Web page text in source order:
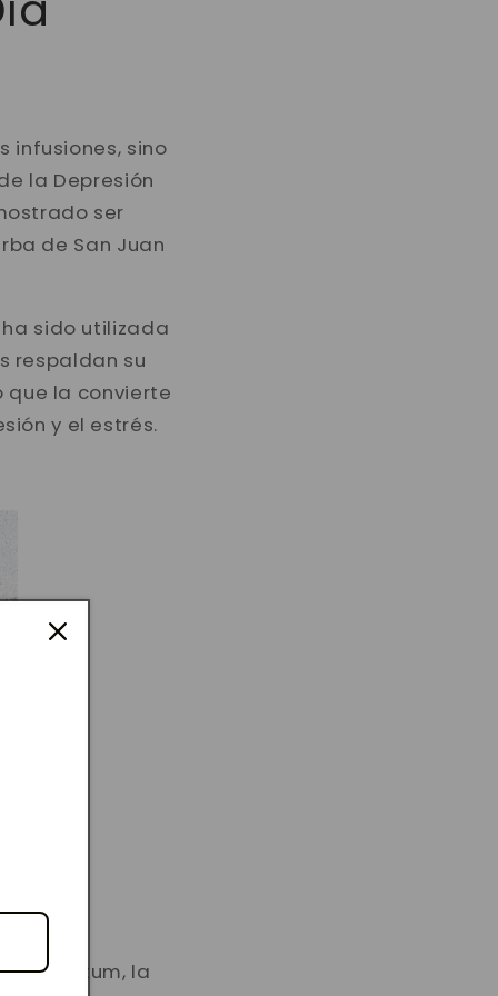
infusiones, sino
la Depresión
ser
de San Juan
sido utilizada
respaldan su
la convierte
y el estrés.
perforatum, la